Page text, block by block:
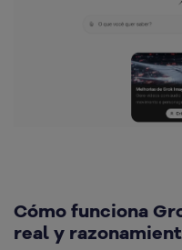
Cómo funciona
real y